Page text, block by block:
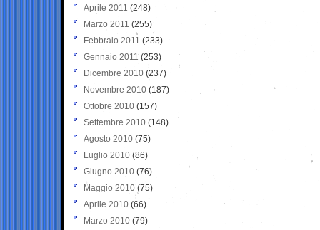
Aprile 2011 (248)
Marzo 2011 (255)
Febbraio 2011 (233)
Gennaio 2011 (253)
Dicembre 2010 (237)
Novembre 2010 (187)
Ottobre 2010 (157)
Settembre 2010 (148)
Agosto 2010 (75)
Luglio 2010 (86)
Giugno 2010 (76)
Maggio 2010 (75)
Aprile 2010 (66)
Marzo 2010 (79)